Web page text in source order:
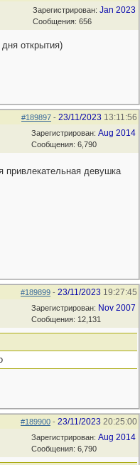
Зарегистрирован: Jan 2023
Сообщения: 656
открытия)
#189897 - 23/11/2023 13:11:56
Зарегистрирован: Aug 2014
Сообщения: 6,790
привлекательная девушка
#189899 - 23/11/2023 19:27:45
Зарегистрирован: Nov 2007
Сообщения: 12,131
#189900 - 23/11/2023 20:25:00
Зарегистрирован: Aug 2014
Сообщения: 6,790